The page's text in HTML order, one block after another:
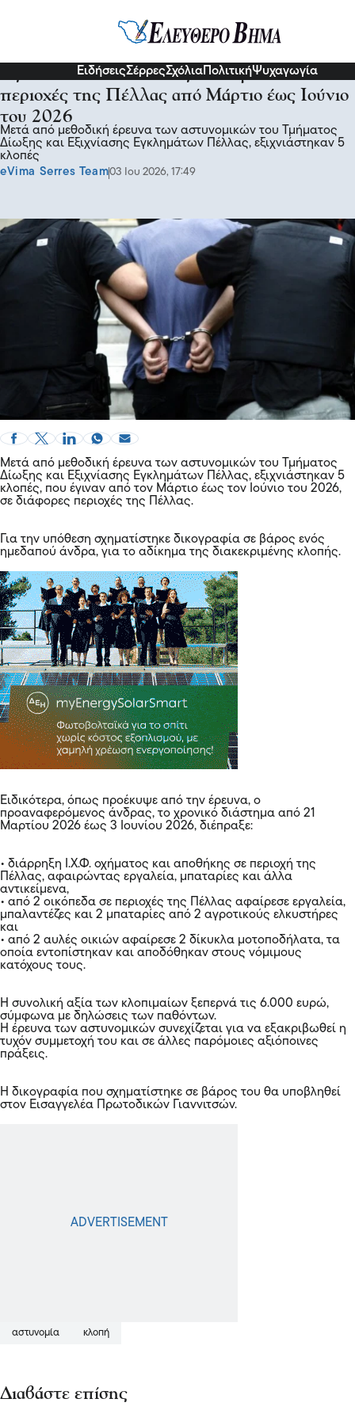
ΕιδήσειςΣέρρεςΣχόλια ΠολιτικήΨυχαγωγία
Εξιχνιάστηκαν 5 κλοπές που έγιναν σε
περιοχές της Πέλλας από Μάρτιο έως Ιούνιο
του 2026
Μετά από μεθοδική έρευνα των αστυνομικών του Τμήματος
Δίωξης και Εξιχνίασης Εγκλημάτων Πέλλας, εξιχνιάστηκαν 5
κλοπές
eVima Serres Team03 Ιου 2026, 17:49
Μετά από μεθοδική έρευνα των αστυνομικών του Τμήματος
Δίωξης και Εξιχνίασης Εγκλημάτων Πέλλας, εξιχνιάστηκαν 5
κλοπές, που έγιναν από τον Μάρτιο έως τον Ιούνιο του 2026,
σε διάφορες περιοχές της Πέλλας.
Για την υπόθεση σχηματίστηκε δικογραφία σε βάρος ενός
ημεδαπού άνδρα, για το αδίκημα της διακεκριμένης κλοπής.
Ειδικότερα, όπως προέκυψε από την έρευνα, ο
προαναφερόμενος άνδρας, το χρονικό διάστημα από 21
Μαρτίου 2026 έως 3 Ιουνίου 2026, διέπραξε:
• διάρρηξη Ι.Χ.Φ. οχήματος και αποθήκης σε περιοχή της
Πέλλας, αφαιρώντας εργαλεία, μπαταρίες και άλλα
αντικείμενα,
• από 2 οικόπεδα σε περιοχές της Πέλλας αφαίρεσε εργαλεία,
μπαλαντέζες και 2 μπαταρίες από 2 αγροτικούς ελκυστήρες
και
• από 2 αυλές οικιών αφαίρεσε 2 δίκυκλα μοτοποδήλατα, τα
οποία εντοπίστηκαν και αποδόθηκαν στους νόμιμους
κατόχους τους.
Η συνολική αξία των κλοπιμαίων ξεπερνά τις 6.000 ευρώ,
σύμφωνα με δηλώσεις των παθόντων.
Η έρευνα των αστυνομικών συνεχίζεται για να εξακριβωθεί η
τυχόν συμμετοχή του και σε άλλες παρόμοιες αξιόποινες
πράξεις.
Η δικογραφία που σχηματίστηκε σε βάρος του θα υποβληθεί
στον Εισαγγελέα Πρωτοδικών Γιαννιτσών.
αστυνομία κλοπή
Διαβάστε επίσης